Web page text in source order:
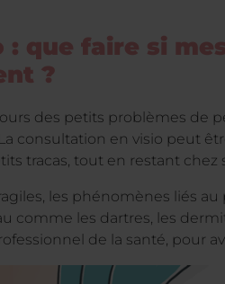
: que faire si
?
des petits problèmes de
consultation en visio peut
tracas, tout en restant chez
les phénomènes liés
comme les dartres, les
de la santé, pour